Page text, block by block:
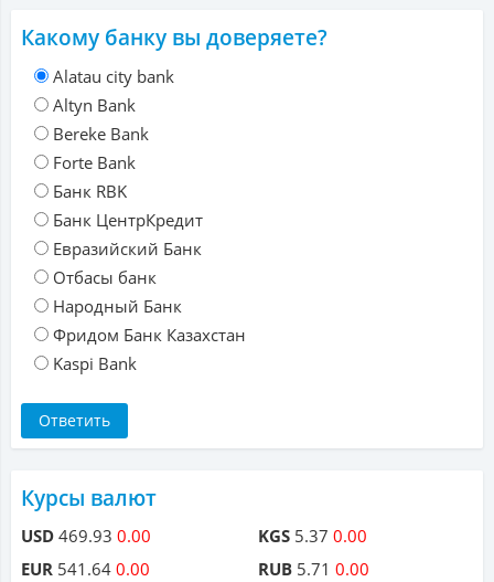
Какому банку вы доверяете?
Alatau city bank
Altyn Bank
Bereke Bank
Forte Bank
Банк RBK
Банк ЦентрКредит
Евразийский Банк
Отбасы банк
Народный Банк
Фридом Банк Казахстан
Kaspi Bank
Курсы валют
USD 469.93 0.00
EUR 541.64 0.00
KGS 5.37 0.00
RUB 5.71 0.00